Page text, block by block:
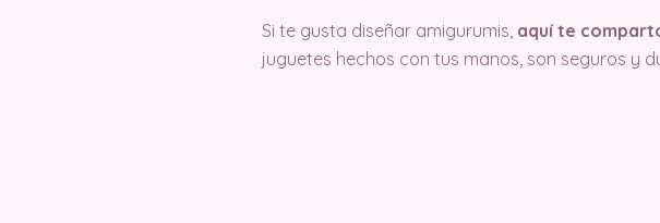
Si te gusta diseñar amigurumis, aquí te
juguetes hechos con tus manos, son seguros y